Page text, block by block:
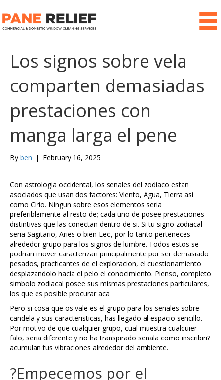
Los signos sobre vela
comparten demasiadas
prestaciones con
manga larga el pene
By ben | February 16, 2025
Con astrologia occidental, los senales del zodiaco estan
asociados que usan dos factores: Viento, Agua, Tierra asi
como Cirio. Ningun sobre esos elementos seria
preferiblemente al resto de; cada uno de posee prestaciones
distintivas que las conectan dentro de si. Si tu signo zodiacal
seria Sagitario, Aries o bien Leo, por lo tanto perteneces
alrededor grupo para los signos de lumbre. Todos estos se
podrian mover caracterizan principalmente por ser demasiado
pesados, practicantes de el exploracion, el cuestionamiento
desplazandolo hacia el pelo el conocimiento. Pienso, completo
simbolo zodiacal posee sus mismas prestaciones particulares,
los que es posible procurar aca:
Pero si cosa que os vale es el grupo para los senales sobre
candela y sus caracteristicas, has llegado al espacio sencillo.
Por motivo de que cualquier grupo, cual muestra cualquier
falo, seria diferente y no ha transpirado senala como inscribiri?
acumulan tus vibraciones alrededor del ambiente.
?Empecemos por el